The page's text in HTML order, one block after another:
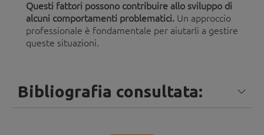
Questi fattori possono contribuire allo sviluppo di
alcuni comportamenti problematici. Un approccio
professionale è fondamentale per aiutarli a gestire
queste situazioni.
Bibliografia consultata: